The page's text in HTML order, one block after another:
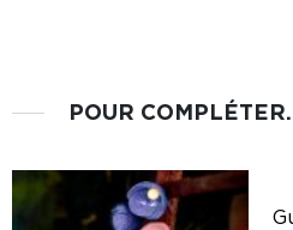
POUR